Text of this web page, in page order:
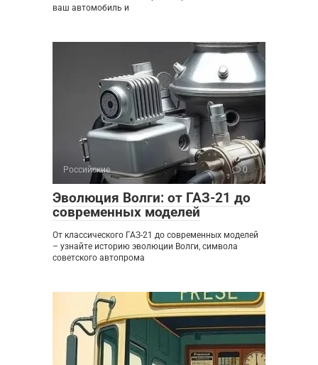
ваш автомобиль и
Российские 0
Эволюция Волги: от ГАЗ-21 до
современных моделей
От классического ГАЗ-21 до современных моделей
– узнайте историю эволюции Волги, символа
советского автопрома